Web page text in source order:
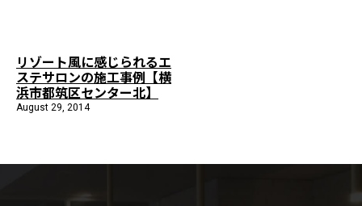
はじめての方
店舗内装工事.comの強み
施工までの流れ
リゾート風に感じられるエ
ステサロンの施工事例【横
浜市都筑区センター北】
August 29, 2014